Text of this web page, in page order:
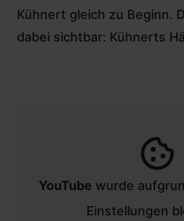
Kühnert gleich zu Beginn.
dabei sichtbar: Kühnerts
YouTube wurde
Einstellungen